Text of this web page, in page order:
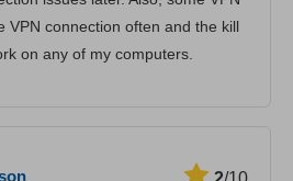
VPN connection often and the kill
on any of my computers.